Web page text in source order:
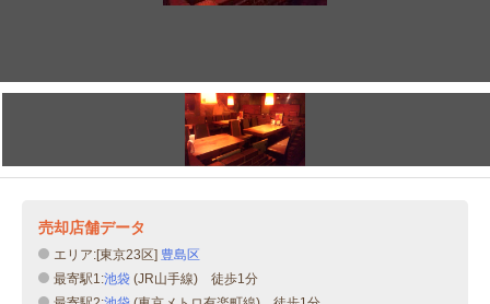
売却店舗データ
エリア:[東京23区] 豊島区
最寄駅1:池袋 (JR山手線) 徒歩1分